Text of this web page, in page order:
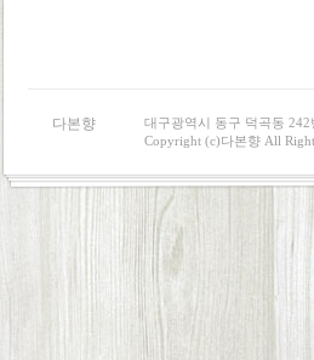
다본향
대구광역시 동구 덕곡동
Copyright (c)다본향 All Right